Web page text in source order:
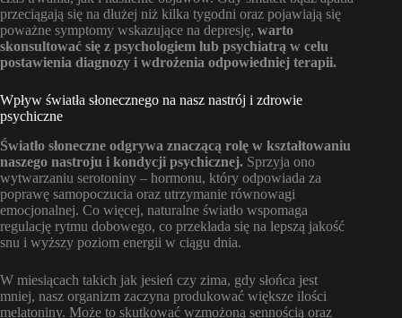
przeciągają się na dłużej niż kilka tygodni oraz pojawiają się
poważne symptomy wskazujące na depresję, warto
skonsultować się z psychologiem lub psychiatrą w celu
postawienia diagnozy i wdrożenia odpowiedniej terapii.
Wpływ światła słonecznego na nasz nastrój i zdrowie
psychiczne
Światło słoneczne odgrywa znaczącą rolę w kształtowaniu
naszego nastroju i kondycji psychicznej. Sprzyja ono
wytwarzaniu serotoniny – hormonu, który odpowiada za
poprawę samopoczucia oraz utrzymanie równowagi
emocjonalnej. Co więcej, naturalne światło wspomaga
regulację rytmu dobowego, co przekłada się na lepszą jakość
snu i wyższy poziom energii w ciągu dnia.
W miesiącach takich jak jesień czy zima, gdy słońca jest
mniej, nasz organizm zaczyna produkować większe ilości
melatoniny. Może to skutkować wzmożoną sennością oraz